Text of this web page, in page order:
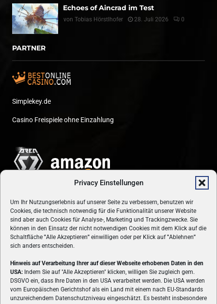
Privacy Einstellungen
Um Ihr Nutzungserlebnis auf unserer Seite zu verbessern, benutzen wir
Cookies, die technisch notwendig für die Funktionalität unserer Website
sind aber auch Cookies für Analyse-, Marketing und Trackingzwecke. Sie
können in den Einsatz der nicht notwendigen Cookies mit dem Klick auf die
Schaltfläche "Alle Akzeptieren" einwilligen oder per Klick auf"Ablehnen"
sich anders entscheiden.
Hinweis auf Verarbeitung Ihrer auf dieser Webseite erhobenen Daten in den
USA: Indem Sie auf "Alle Akzeptieren" klicken, willigen Sie zugleich gem.
DSGVO ein, dass Ihre Daten in den USA verarbeitet werden. Die USA werden
vom Europäischen Gerichtshof als ein Land mit einem nach EU-Standards
unzureichendem Datenschutzniveau eingeschätzt. Es besteht insbesondere
Echoes of Aincrad im Test
von Tobias Hörstlhofer 28. Juli 2026 0
PARTNER
Simplekey.de
Casino Freispiele ohne Einzahlung
ÜBER UNS
VON GAMERN, FÜR GAMER! Gamers.at ist das älteste Online-